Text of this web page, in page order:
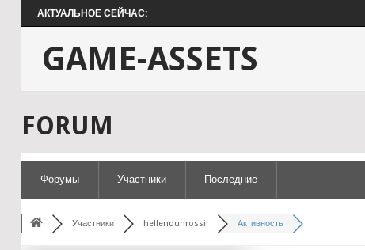
АКТУАЛЬНОЕ СЕЙЧАС:
GAME-ASSETS
FORUM
Форумы Участники Последние
Участники hellendunrossil Активность